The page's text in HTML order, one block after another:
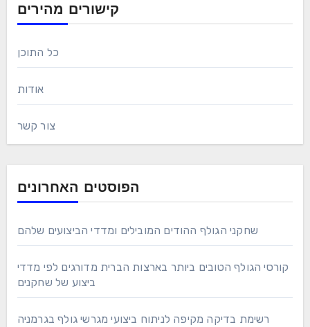
קישורים מהירים
כל התוכן
אודות
צור קשר
הפוסטים האחרונים
שחקני הגולף ההודים המובילים ומדדי הביצועים שלהם
קורסי הגולף הטובים ביותר בארצות הברית מדורגים לפי מדדי
ביצוע של שחקנים
רשימת בדיקה מקיפה לניתוח ביצועי מגרשי גולף בגרמניה